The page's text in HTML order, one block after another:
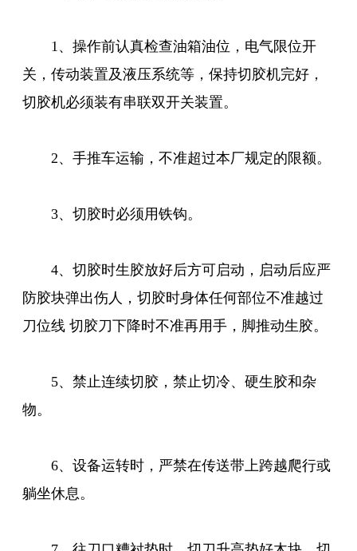
1、操作前认真检查油箱油位，电气限位开
关，传动装置及液压系统等，保持切胶机完好，
切胶机必须装有串联双开关装置。
2、手推车运输，不准超过本厂规定的限额。
3、切胶时必须用铁钩。
4、切胶时生胶放好后方可启动，启动后应严
防胶块弹出伤人，切胶时身体任何部位不准越过
刀位线 切胶刀下降时不准再用手，脚推动生胶。
5、禁止连续切胶，禁止切冷、硬生胶和杂
物。
6、设备运转时，严禁在传送带上跨越爬行或
躺坐休息。